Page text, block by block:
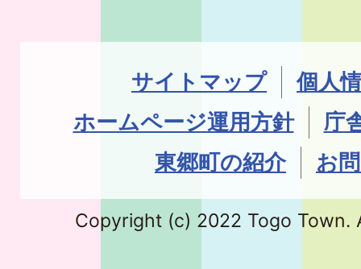
サイトマップ
個人
ホームページ運用方針
庁
東郷町の紹介
お
Copyright (c) 2022 Togo Town.